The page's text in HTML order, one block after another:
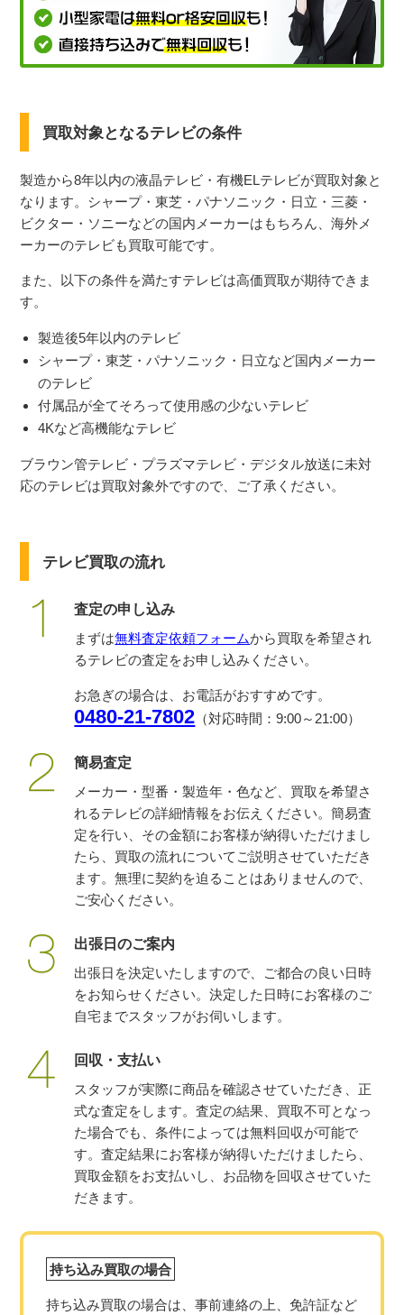
買取対象となるテレビの条件
製造から8年以内の液晶テレビ・有機ELテレビが買取対象と
なります。 シャープ・東芝・パナソニック・日立・三菱・
ビクター・ソニーなどの国内メーカーはもちろん、海外メ
ーカーのテレビも買取可能です。
また、以下の条件を満たすテレビは高価買取が期待できま
す。
製造後5年以内のテレビ
シャープ・東芝・パナソニック・日立など国内メーカー
のテレビ
付属品が全てそろって使用感の少ないテレビ
4Kなど高機能なテレビ
ブラウン管テレビ・プラズマテレビ・デジタル放送に未対
応のテレビは買取対象外ですので、ご了承ください。
テレビ買取の流れ
査定の申し込み
まずは無料査定依頼フォームから買取を希望され
るテレビの査定をお申し込みください。
お急ぎの場合は、お電話がおすすめです。
0480-21-7802 （対応時間：9:00～21:00）
簡易査定
メーカー・型番・製造年・色など、買取を希望さ
れるテレビの詳細情報をお伝えください。簡易査
定を行い、その金額にお客様が納得いただけまし
たら、買取の流れについてご説明させていただき
ます。無理に契約を迫ることはありませんので、
ご安心ください。
出張日のご案内
出張日を決定いたしますので、ご都合の良い日時
をお知らせください。決定した日時にお客様のご
自宅までスタッフがお伺いします。
回収・支払い
スタッフが実際に商品を確認させていただき、正
式な査定をします。査定の結果、買取不可となっ
た場合でも、条件によっては無料回収が可能で
す。査定結果にお客様が納得いただけましたら、
買取金額をお支払いし、お品物を回収させていた
だきます。
持ち込み買取の場合
持ち込み買取の場合は、事前連絡の上、免許証など